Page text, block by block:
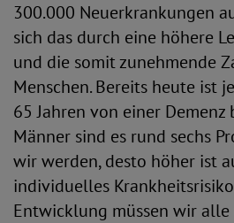
300.000 Neuerkrankungen
sich das durch eine höhere
und die somit zunehmende
Menschen. Bereits heute ist
65 Jahren von einer Demenz
Männer sind es rund sechs
wir werden, desto höher ist
individuelles
Entwicklung müssen wir alle